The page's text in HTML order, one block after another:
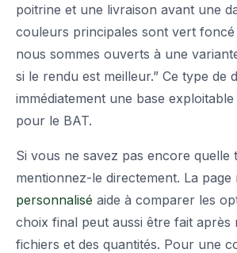
poitrine et une livraison avant une
couleurs principales sont vert foncé
nous sommes ouverts à une
si le rendu est meilleur.” Ce type de
immédiatement une base
pour le BAT.
Si vous ne savez pas encore quelle
mentionnez-le directement. La page
personnalisé aide à comparer les
choix final peut aussi être fait après
fichiers et des quantités. Pour une